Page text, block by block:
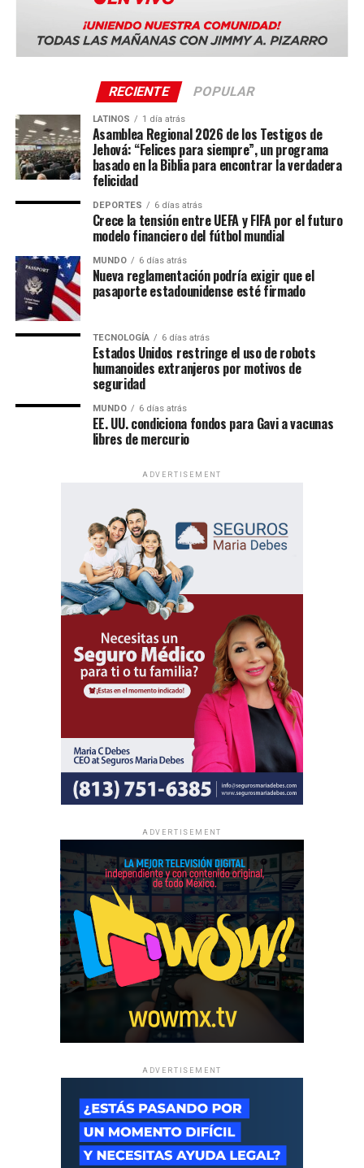
La serie mundial también incluye sedes en Costa Rica,
Portugal, Sudáfrica y Tailandia.
Las Asambleas Regionales “Felices para siempre” se
celebran en más de 230 países, mediante la organización
de más de 6,000 asambleas presentadas en más de 500
programa en 36 idiomas, incluidos 11 lenguas de señas,
participen de un mismo contenido bíblico.
Además del programa espiritual, los delegados
internacionales participarán en actividades de predicación
local y en oportunidades de intercambio de ánimo con
hermanos de distintas partes del mundo.
Al igual que las asambleas regionales, la entrada a todas
las asambleas internacionales es completamente gratuita
y no se realizan colectas de dinero.
La información oficial sobre fechas, lugares y el programa
completo de las Asambleas Regionales e Internacionales
está disponible en JW.ORG.
RECIENTE POPULAR
LATINOS 1 día atrás
Asamblea Regional 2026 de los Testigos de
Jehová: “Felices para siempre”, un programa
basado en la Biblia para encontrar la verdadera
felicidad
DEPORTES 6 días atrás
Crece la tensión entre UEFA y FIFA por el futuro
modelo financiero del fútbol mundial
MUNDO 6 días atrás
Nueva reglamentación podría exigir que el
pasaporte estadounidense esté firmado
TECNOLOGÍA 6 días atrás
Estados Unidos restringe el uso de robots
humanoides extranjeros por motivos de
seguridad
MUNDO 6 días atrás
EE. UU. condiciona fondos para Gavi a vacunas
libres de mercurio
ADVERTISEMENT
ADVERTISEMENT
ADVERTISEMENT